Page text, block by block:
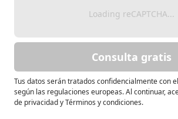
Loading reCAPTCHA...
Consulta gratis
Tus datos serán tratados confidencialmente con
según las regulaciones europeas. Al continuar,
de privacidad y Términos y condiciones.